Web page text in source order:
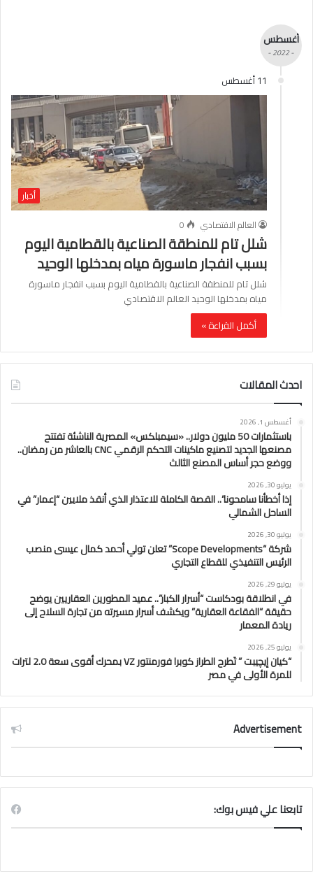
أغسطس
- 2022 -
11 أغسطس
أخبار
العالم الاقتصادي
0
شلل تام للمنطقة الصناعية بالقطامية اليوم
بسبب انفجار ماسورة مياه بمدخلها الوحيد
شلل تام للمنطقة الصناعية بالقطامية اليوم بسبب انفجار ماسورة
مياه بمدخلها الوحيد العالم الاقتصادي
أكمل القراءة »
احدث المقالات
أغسطس 1, 2026
باستثمارات 50 مليون دولار.. «سيمبلكس» المصرية الناشئة تفتتح
مصنعها الجديد لتصنيع ماكينات التحكم الرقمي CNC بالعاشر من رمضان..
ووضع حجر أساس المصنع الثالث
يوليو 30, 2026
إذا أخطأنا سامحونا”.. القصة الكاملة للاعتذار الذي أنقذ ملايين “إعمار” في
الساحل الشمالي
يوليو 30, 2026
شركة “Scope Developments” تعلن تولي أحمد كمال عيسى منصب
الرئيس التنفيذي للقطاع التجاري
يوليو 29, 2026
في انطلاقة بودكاست “أسرار الكبار”.. عميد المطورين العقاريين يوضح
حقيقة “الفقاعة العقارية” ويكشف أسرار مسيرته من تجارة السلاح إلى
ريادة المعمار
يوليو 25, 2026
“كيان إيچيبت ” تَطرح الطراز كوبرا فورمنتور VZ بمحرك أقوى سعة 2.0 لترات
للمرة الأولى في مصر
Advertisement
تابعنا علي فيس بوك: